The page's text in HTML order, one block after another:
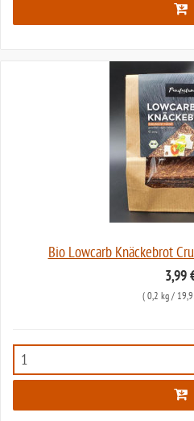
Bio Lowcarb Knäckebrot
3,99
( 0,2 kg/